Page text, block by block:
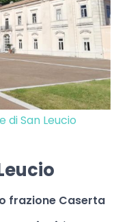
di San Leucio
frazione Caserta